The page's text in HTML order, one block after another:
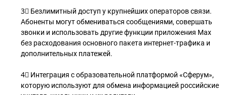
3⃣ Безлимитный доступ у крупнейших операторов связи.
Абоненты могут обмениваться сообщениями, совершать
звонки и использовать другие функции приложения Мах
без расходования основного пакета интернет-трафика и
дополнительных платежей.
4⃣ Интеграция с образовательной платформой «Сферум»,
которую используют для обмена информацией российские